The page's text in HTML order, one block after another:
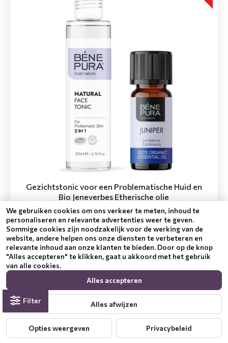
Filter
Gezichtstonic voor een Problematische Huid en
Bio Jeneverbes Etherische olie
20.30 €
29.00 €
Bestellen
We gebruiken cookies om ons verkeer te meten, inhoud te
personaliseren en relevante advertenties weer te geven.
Sommige cookies zijn noodzakelijk voor de werking van de
website, andere helpen ons onze diensten te verbeteren en
relevante inhoud aan onze klanten te bieden. Door op de knop
"Alles accepteren" te klikken, gaat u akkoord met het gebruik
van alle cookies.
Alles accepteren
Alles afwijzen
Opties weergeven Privacybeleid